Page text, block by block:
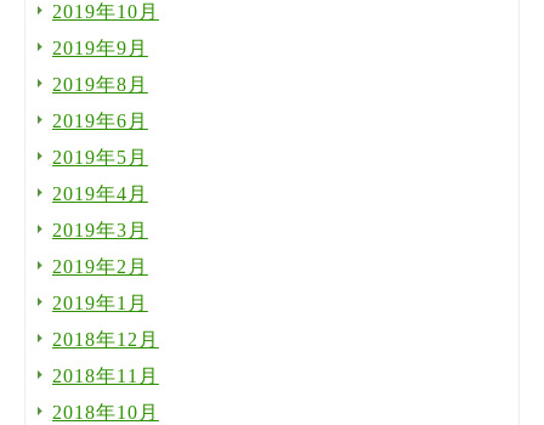
2019年10月
2019年9月
2019年8月
2019年6月
2019年5月
2019年4月
2019年3月
2019年2月
2019年1月
2018年12月
2018年11月
2018年10月